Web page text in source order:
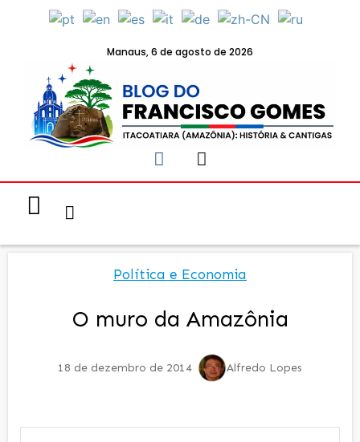
Manaus, 6 de agosto de 2026
Política e Economia
O muro da Amazônia
18 de dezembro de 2014 Alfredo Lopes